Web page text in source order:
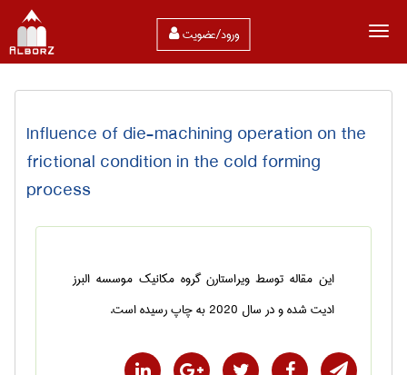
ورود/عضویت
Influence of die-machining operation on the
frictional condition in the cold forming
process
این مقاله توسط ویراستارن گروه مکانیک موسسه البرز
ادیت شده و در سال 2020 به چاپ رسیده است.